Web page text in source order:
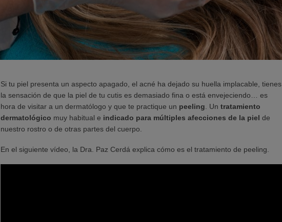
Si tu piel presenta un aspecto apagado, el acné ha dejado su huella implacable, tienes
la sensación de que la piel de tu cutis es demasiado fina o está envejeciendo… es
hora de visitar a un dermatólogo y que te practique un peeling . Un tratamiento
dermatológico muy habitual e indicado para múltiples afecciones de la piel de
nuestro rostro o de otras partes del cuerpo.
En el siguiente vídeo, la Dra. Paz Cerdá explica cómo es el tratamiento de peeling.